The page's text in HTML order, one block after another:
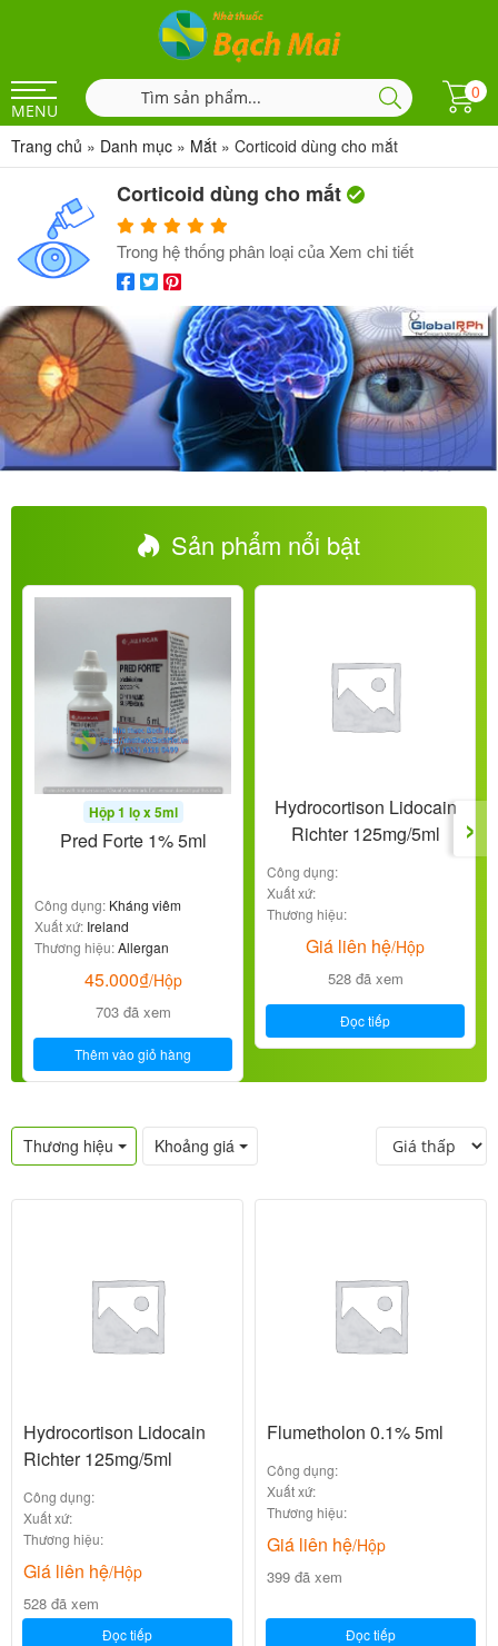
MENU
0
Trang chủ » Danh mục » Mắt » Corticoid dùng cho mắt
Corticoid dùng cho mắt
Trong hệ thống phân loại của Xem chi tiết
Sản phẩm nổi bật
Hộp 1 lọ x 5ml
Pred Forte 1% 5ml
Công dụng: Kháng viêm
Xuất xứ: Ireland
Thương hiệu:Allergan
45.000₫/Hộp
703 đã xem
Thêm vào giỏ hàng
Hydrocortison Lidocain
Richter 125mg/5ml
Công dụng:
Xuất xứ:
Thương hiệu:
Giá liên hệ/Hộp
528 đã xem
Đọc tiếp
›
Thương hiệu Khoảng giá
Hydrocortison Lidocain
Richter 125mg/5ml
Công dụng:
Xuất xứ:
Thương hiệu:
Giá liên hệ/Hộp
528 đã xem
Đọc tiếp
Flumetholon 0.1% 5ml
Công dụng:
Xuất xứ:
Thương hiệu:
Giá liên hệ/Hộp
399 đã xem
Đọc tiếp